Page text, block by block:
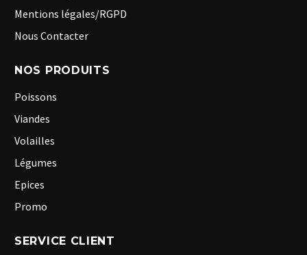
Mentions légales/RGPD
Nous Contacter
NOS PRODUITS
Poissons
Viandes
Volailles
Légumes
Epices
Promo
SERVICE CLIENT